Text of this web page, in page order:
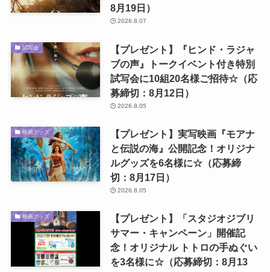
8月19日）
2026.8.07
試写会
【プレゼント】『ヒンド・ラジャ
ブの声』トークイベント付き特別
試写会に10組20名様ご招待☆（応
募締切：8月12日）
2026.8.05
映画グッズ
【プレゼント】実写映画『モアナ
と伝説の海』公開記念！オリジナ
ルグッズを6名様に☆（応募締
切：8月17日）
2026.8.05
映画グッズ
【プレゼント】「スタジオジブリ
サマー・キャンペーン」開催記
念！オリジナル トトロの手ぬぐい
を3名様に☆（応募締切：8月13